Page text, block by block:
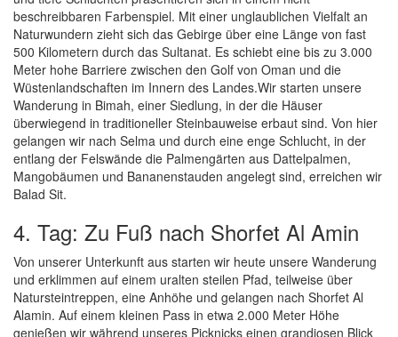
beschreibbaren Farbenspiel. Mit einer unglaublichen Vielfalt an
Naturwundern zieht sich das Gebirge über eine Länge von fast
500 Kilometern durch das Sultanat. Es schiebt eine bis zu 3.000
Meter hohe Barriere zwischen den Golf von Oman und die
Wüstenlandschaften im Innern des Landes.Wir starten unsere
Wanderung in Bimah, einer Siedlung, in der die Häuser
überwiegend in traditioneller Steinbauweise erbaut sind. Von hier
gelangen wir nach Selma und durch eine enge Schlucht, in der
entlang der Felswände die Palmengärten aus Dattelpalmen,
Mangobäumen und Bananenstauden angelegt sind, erreichen wir
Balad Sit.
4. Tag: Zu Fuß nach Shorfet Al Amin
Von unserer Unterkunft aus starten wir heute unsere Wanderung
und erklimmen auf einem uralten steilen Pfad, teilweise über
Natursteintreppen, eine Anhöhe und gelangen nach Shorfet Al
Alamin. Auf einem kleinen Pass in etwa 2.000 Meter Höhe
genießen wir während unseres Picknicks einen grandiosen Blick